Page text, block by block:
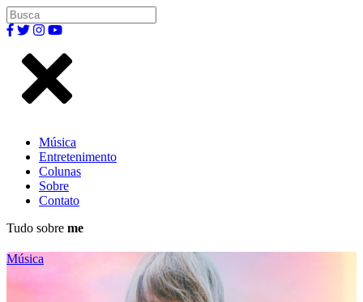
Música
Entretenimento
Colunas
Sobre
Contato
Tudo sobre me
Música